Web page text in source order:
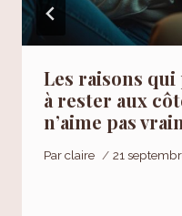
Les raisons
à rester aux
n’aime pas
Parclaire 21